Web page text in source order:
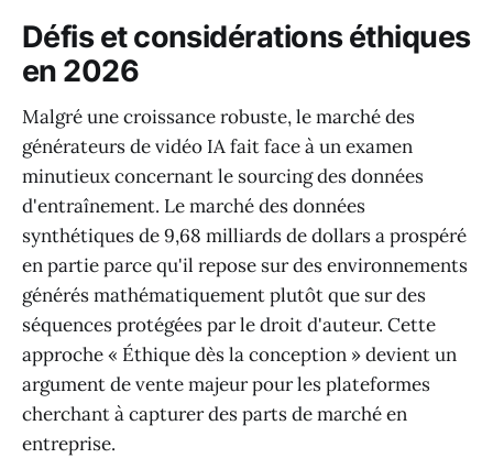
Défis et considérations éthiques
en 2026
Malgré une croissance robuste, le marché des
générateurs de vidéo IA fait face à un examen
minutieux concernant le sourcing des données
d'entraînement. Le marché des données
synthétiques de 9,68 milliards de dollars a prospéré
en partie parce qu'il repose sur des environnements
générés mathématiquement plutôt que sur des
séquences protégées par le droit d'auteur. Cette
approche « Éthique dès la conception » devient un
argument de vente majeur pour les plateformes
cherchant à capturer des parts de marché en
entreprise.